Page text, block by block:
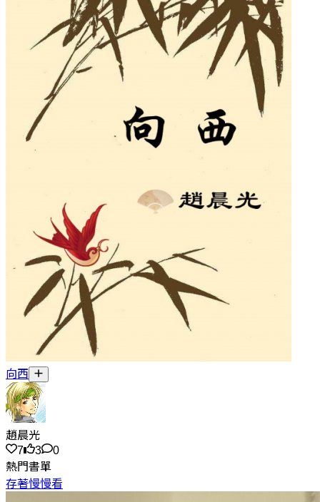
向西
趙晨光
7
3
0
熱門書單
存著慢慢看